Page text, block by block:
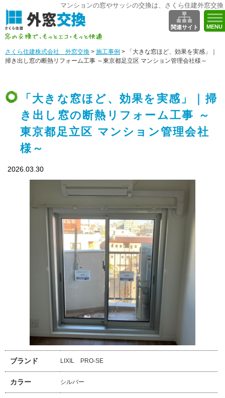
関連サイト MENU
マンションの窓やサッシの交換は、さくら住建外窓交換
さくら住建株式会社 外窓交換 > 施工事例 >
「大きな窓ほど、効果を実感」｜
掃き出し窓の断熱リフォーム工事 ～東京都足立区 マンション管理会社様～
「大きな窓ほど、効果を実感」｜掃
き出し窓の断熱リフォーム工事 ～
東京都足立区 マンション管理会社
様～
2026.03.30
ブランド LIXIL PRO-SE
カラー シルバー